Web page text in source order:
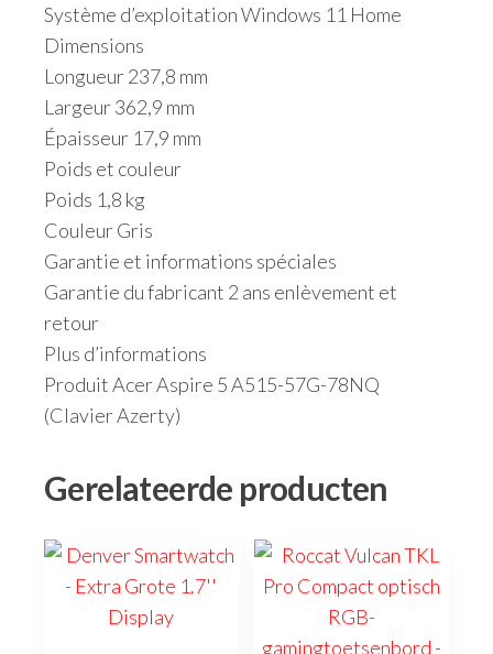
Système d’exploitation Windows 11 Home
Dimensions
Longueur 237,8 mm
Largeur 362,9 mm
Épaisseur 17,9 mm
Poids et couleur
Poids 1,8 kg
Couleur Gris
Garantie et informations spéciales
Garantie du fabricant 2 ans enlèvement et
retour
Plus d’informations
Produit Acer Aspire 5 A515-57G-78NQ
(Clavier Azerty)
Gerelateerde producten